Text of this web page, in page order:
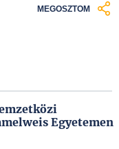
MEGOSZTOM
Egyetemen